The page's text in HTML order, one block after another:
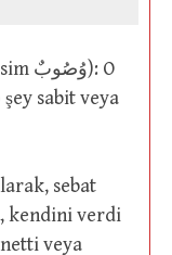
sabit veya
kendini verdi
veya